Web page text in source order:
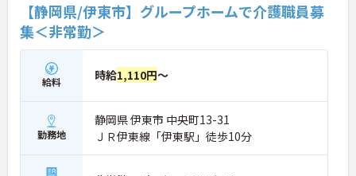
【静岡県/伊東市】グループホームで介護職員募
集＜非常勤＞
給料 時給1,110円～
勤務地
静岡県 伊東市 中央町13-31
ＪＲ伊東線「伊東駅」徒歩10分